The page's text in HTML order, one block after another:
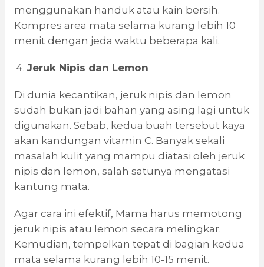
menggunakan handuk atau kain bersih.
Kompres area mata selama kurang lebih 10
menit dengan jeda waktu beberapa kali.
Jeruk Nipis dan Lemon
Di dunia kecantikan, jeruk nipis dan lemon
sudah bukan jadi bahan yang asing lagi untuk
digunakan. Sebab, kedua buah tersebut kaya
akan kandungan vitamin C. Banyak sekali
masalah kulit yang mampu diatasi oleh jeruk
nipis dan lemon, salah satunya mengatasi
kantung mata.
Agar cara ini efektif, Mama harus memotong
jeruk nipis atau lemon secara melingkar.
Kemudian, tempelkan tepat di bagian kedua
mata selama kurang lebih 10-15 menit.